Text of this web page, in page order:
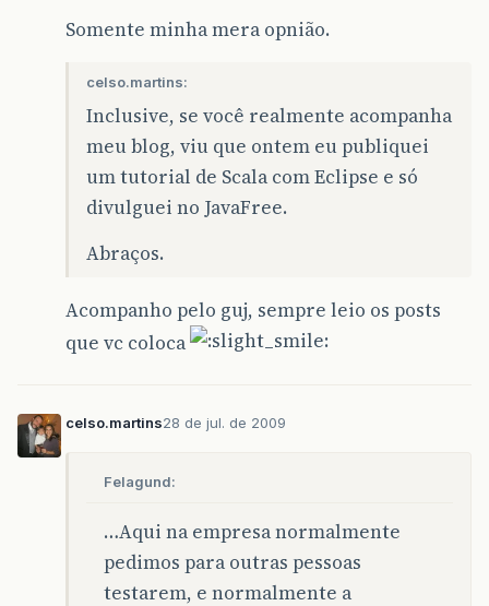
Somente minha mera opnião.
celso.martins:
Inclusive, se você realmente acompanha
meu blog, viu que ontem eu publiquei
um tutorial de Scala com Eclipse e só
divulguei no JavaFree.
Abraços.
Acompanho pelo guj, sempre leio os posts
que vc coloca
celso.martins28 de jul. de 2009
Felagund:
…Aqui na empresa normalmente
pedimos para outras pessoas
testarem, e normalmente a